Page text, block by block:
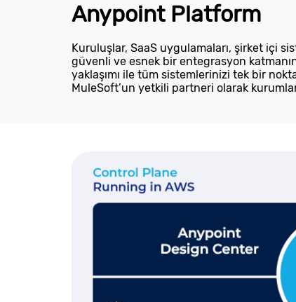
Blog
Hizmetler
Hakkımızda
Kariyer
Anypoint Platform
Kuruluşlar, SaaS uygulamaları, şirket içi
güvenli ve esnek bir entegrasyon
yaklaşımı ile tüm sistemlerinizi tek bir
MuleSoft’un yetkili partneri olarak